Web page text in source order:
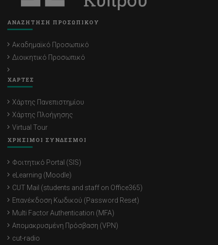
ΑΝΑΖΗΤΗΣΗ ΠΡΟΣΩΠΙΚΟΥ
Ακαδημαϊκό Προσωπικό
Διοικητικό Προσωπικό
ΧΑΡΤΕΣ
Χάρτης Πανεπιστημίου
Χάρτης Πλοήγησης
Virtual Tour
ΧΡΗΣΙΜΟΙ ΣΥΝΔΕΣΜΟΙ
Φοιτητικό Portal (SIS)
eLearning (Moodle)
CUT Mail (students and staff on Office365)
Επανέκδοση Κωδικού (Password Reset)
Multi Factor Authentication (MFA)
Απομακρυσμένη Πρόσβαση (VPN)
cut-radio